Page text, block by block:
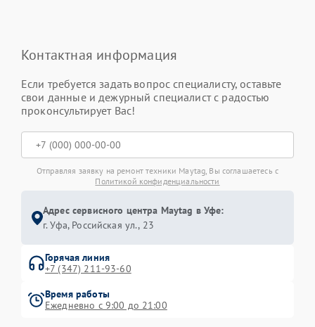
Контактная информация
Если требуется задать вопрос специалисту, оставьте
свои данные и дежурный специалист с радостью
проконсультирует Вас!
Отправляя заявку на ремонт техники Maytag, Вы соглашаетесь с
Политикой конфиденциальности
Адрес сервисного центра Maytag в Уфе:
г. Уфа, Российская ул., 23
Горячая линия
+7 (347) 211-93-60
Время работы
Ежедневно с 9:00 до 21:00